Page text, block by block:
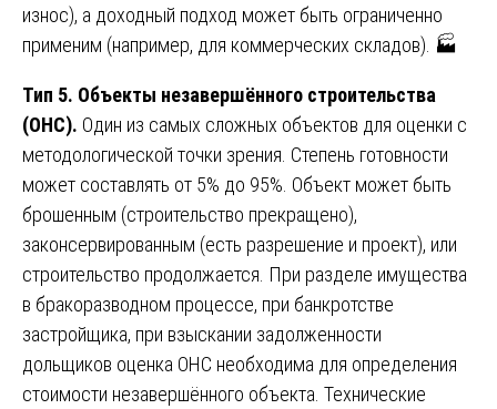
износ), а доходный подход может быть ограниченно
применим (например, для коммерческих складов). 🏭
Тип 5. Объекты незавершённого строительства
(ОНС). Один из самых сложных объектов для оценки с
методологической точки зрения. Степень готовности
может составлять от 5% до 95%. Объект может быть
брошенным (строительство прекращено),
законсервированным (есть разрешение и проект), или
строительство продолжается. При разделе имущества
в бракоразводном процессе, при банкротстве
застройщика, при взыскании задолженности
дольщиков оценка ОНС необходима для определения
стоимости незавершённого объекта. Технические